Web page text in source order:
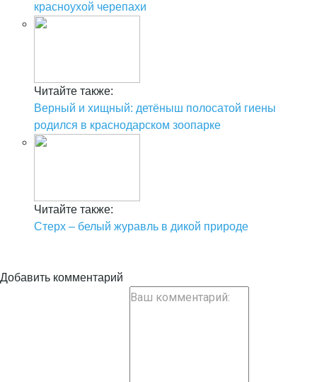
красноухой черепахи
Читайте также:
Верный и хищный: детёныш полосатой гиены
родился в краснодарском зоопарке
Читайте также:
Стерх – белый журавль в дикой природе
Добавить комментарий